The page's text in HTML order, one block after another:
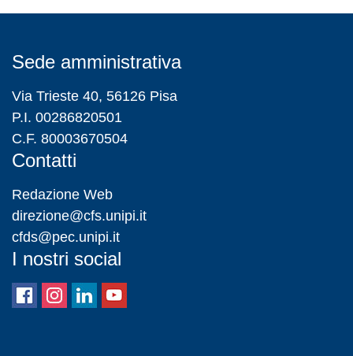
Sede amministrativa
Via Trieste 40, 56126 Pisa
P.I. 00286820501
C.F. 80003670504
Contatti
Redazione Web
direzione@cfs.unipi.it
cfds@pec.unipi.it
I nostri social